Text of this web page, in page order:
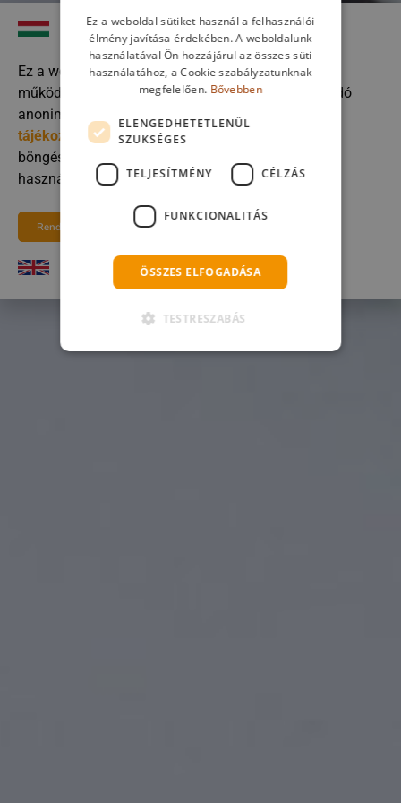
Ez a weboldal sütiket használ a felhasználói
élmény javítása érdekében. A weboldalunk
használatával Ön hozzájárul az összes süti
használatához, a Cookie szabályzatunknak
megfelelően. Bővebben
ELENGEDHETETLENÜL
SZÜKSÉGES
TELJESÍTMÉNY CÉLZÁS
FUNKCIONALITÁS
ÖSSZES ELFOGADÁSA
TESTRESZABÁS
Kedves látogató
Ez a weboldal sütiket használ! A sütik weboldal
működéséhez és az olvasó szokásokhoz kapcsolódó
anonim adatokat biztosításához szükségesek a
tájékoztatónak megfelelően. A weboldalon való
böngészés folytatásával hozzájárulsz a sütik
használatához.
Rendben